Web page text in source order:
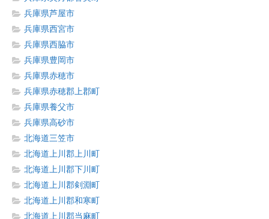
兵庫県芦屋市
兵庫県西宮市
兵庫県西脇市
兵庫県豊岡市
兵庫県赤穂市
兵庫県赤穂郡上郡町
兵庫県養父市
兵庫県高砂市
北海道三笠市
北海道上川郡上川町
北海道上川郡下川町
北海道上川郡剣淵町
北海道上川郡和寒町
北海道上川郡当麻町